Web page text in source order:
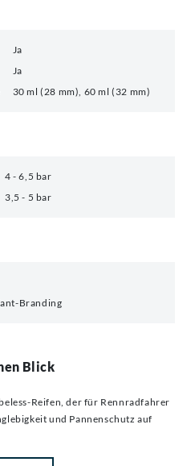
Ja
Ja
30 ml (28 mm), 60 ml (32 mm)
4 - 6,5 bar
3,5 - 5 bar
Branding
Blick
Reifen, der für Rennradfahrer
und Pannenschutz auf